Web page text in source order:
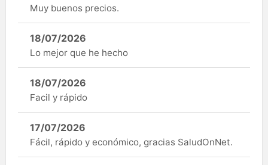
Muy buenos precios.
18/07/2026
Lo mejor que he hecho
18/07/2026
Facil y rápido
17/07/2026
Fácil, rápido y económico, gracias SaludOnNet.